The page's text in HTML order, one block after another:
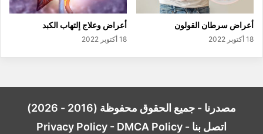
أعراض سرطان القولون
18 أكتوبر 2022
أعراض وعلاج إلتهاب الكبد
18 أكتوبر 2022
مصدرنا - جميع الحقوق محفوظة (2016 - 2026)
اتصل بنا -
Privacy Policy - DMCA Policy